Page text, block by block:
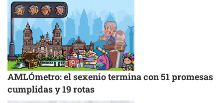
AMLÓmetro: el sexenio termina con 51 promesas
cumplidas y 19 rotas